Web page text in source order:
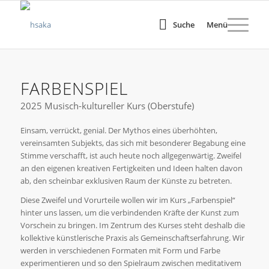
Suche Menü
FARBENSPIEL
2025 Musisch-kultureller Kurs (Oberstufe)
Einsam, verrückt, genial. Der Mythos eines überhöhten,
vereinsamten Subjekts, das sich mit besonderer Begabung eine
Stimme verschaﬀt, ist auch heute noch allgegenwärtig. Zweifel
an den eigenen kreativen Fertigkeiten und Ideen halten davon
ab, den scheinbar exklusiven Raum der Künste zu betreten.
Diese Zweifel und Vorurteile wollen wir im Kurs „Farbenspiel“
hinter uns lassen, um die verbindenden Kräfte der Kunst zum
Vorschein zu bringen. Im Zentrum des Kurses steht deshalb die
kollektive künstlerische Praxis als Gemeinschaftserfahrung. Wir
werden in verschiedenen Formaten mit Form und Farbe
experimentieren und so den Spielraum zwischen meditativem